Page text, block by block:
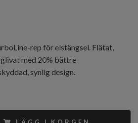
rep för elstängsel. Flätat,
med 20% bättre
synlig design.